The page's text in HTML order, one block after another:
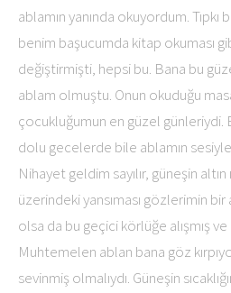
ablamın yanında okuyordum. Tıpkı
benim başucumda kitap okuması
değiştirmişti, hepsi bu. Bana bu
ablam olmuştu. Onun okuduğu
çocukluğumun en güzel günleriydi.
dolu gecelerde bile ablamın
Nihayet geldim sayılır, güneşin
üzerindeki yansıması gözlerimin bir
olsa da bu geçici körlüğe alışmış
Muhtemelen ablan bana göz
sevinmiş olmalıydı. Güneşin